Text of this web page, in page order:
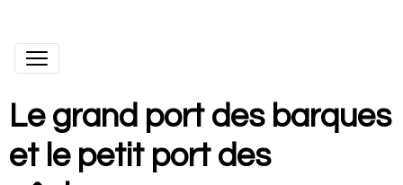
Le grand port des barques
et le petit port des